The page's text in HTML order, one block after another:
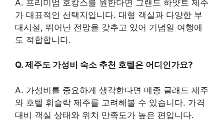
A. 프리미엄 호캉스를 원한다면 그랜드 하얏트 제주
가 대표적인 선택지입니다. 대형 객실과 다양한 부
대시설, 뛰어난 전망을 갖추고 있어 기념일 여행에
도 적합합니다.
Q. 제주도 가성비 숙소 추천 호텔은 어디인가요?
A. 가성비를 중요하게 생각한다면 메종 글래드 제주
와 호텔 휘슬락 제주를 고려해볼 수 있습니다. 가격
대비 객실 상태와 위치 만족도가 높은 편입니다.